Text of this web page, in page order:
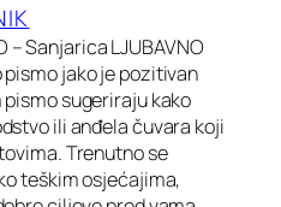
– Sanjarica LJUBAVNO
pismo jako je pozitivan
sugeriraju kako
ili anđela čuvara koji
Trenutno se
teškim osjećajima,